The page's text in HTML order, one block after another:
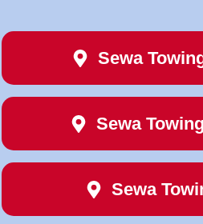
Sewa
Sewa
Sewa